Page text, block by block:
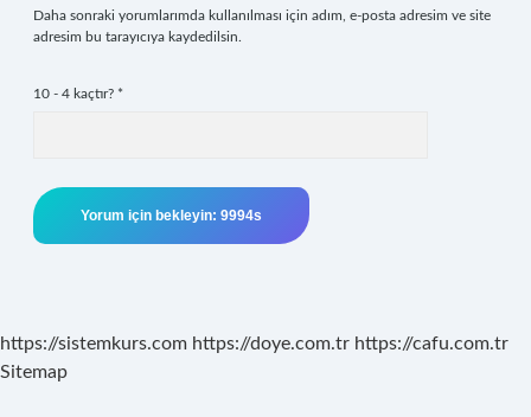
Daha sonraki yorumlarımda kullanılması için adım, e-posta adresim ve site
adresim bu tarayıcıya kaydedilsin.
10 - 4 kaçtır? *
https://sistemkurs.com https://doye.com.tr https://cafu.com.tr
Sitemap